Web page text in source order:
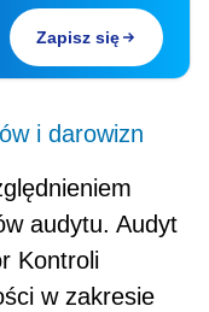
Zapisz się
i darowizn
audytu. Audyt
Kontroli
w zakresie